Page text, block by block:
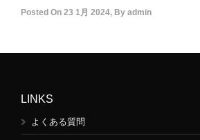
Posted On 23 1月 2024, By admin
LINKS
よくある質問